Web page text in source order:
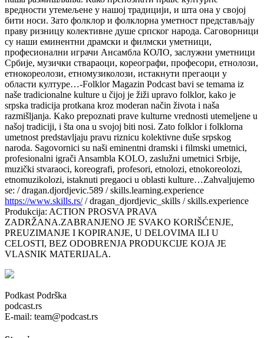
вредности утeмељене у нашој традицији, и шта она у својој
бити носи. Зато фолклор и фолклорна уметност представљају
праву ризницу колективне душе српског народа. Саговорници
су наши еминентни драмски и филмски уметници,
професионални играчи Ансамбла КОЛО, заслужни уметници
Србије, музички ствараоци, кореографи, професори, етнолози,
етнокореолози, етномузиколози, истакнути прегаоци у
области културе…-Folklor Magazin Podcast bavi se temama iz
naše tradicionalne kulture u čijoj je žiži upravo folklor, kako je
srpska tradicija protkana kroz moderan način života i naša
razmišljanja. Kako prepoznati prave kulturne vrednosti utemeljene u
našoj tradiciji, i šta ona u svojoj biti nosi. Zato folklor i folklorna
umetnost predstavljaju pravu riznicu kolektivne duše srpskog
naroda. Sagovornici su naši eminentni dramski i filmski umetnici,
profesionalni igrači Ansambla KOLO, zaslužni umetnici Srbije,
muzički stvaraoci, koreografi, profesori, etnolozi, etnokoreolozi,
etnomuzikolozi, istaknuti pregaoci u oblasti kulture…Zahvaljujemo
se: / dragan.djordjevic.589 / skills.learning.experience
https://www.skills.rs// dragan_djordjevic_skills / skills.experience
Produkcija: ACTION PROSVA PRAVA
ZADRŽANA.ZABRANJENO JE SVAKO KORIŠĆENJE,
PREUZIMANJE I KOPIRANJE, U DELOVIMA ILI U
CELOSTI, BEZ ODOBRENJA PRODUKCIJE KOJA JE
VLASNIK MATERIJALA.
Podkast Podrška
podcast.rs
E-mail: team@podcast.rs